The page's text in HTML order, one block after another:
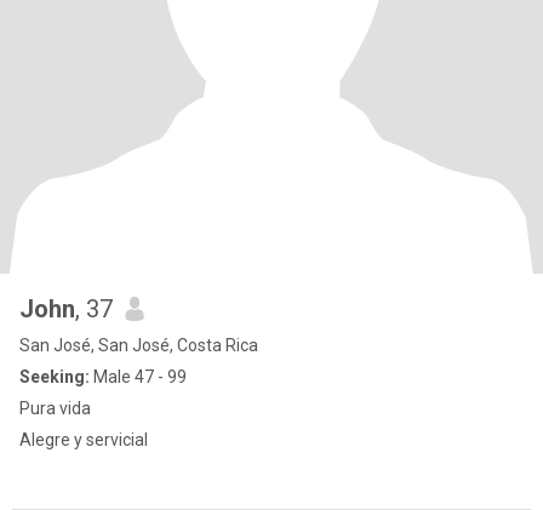
John, 37
San José, San José, Costa Rica
Seeking: Male 47 - 99
Pura vida
Alegre y servicial